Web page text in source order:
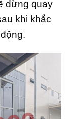
dừng quay
khi khắc